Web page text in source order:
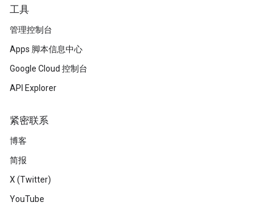
工具
管理控制台
Apps 脚本信息中心
Google Cloud 控制台
API Explorer
紧密联系
博客
简报
X (Twitter)
YouTube